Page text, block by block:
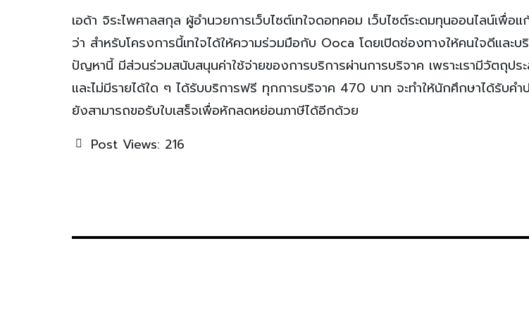
เอด้า จิระไพศาลสกุล ผู้อำนวยการเว็บไซต์เทใจดอทคอม เว็บไซต์ระดมทุนออนไลน์เพื่อ
ว่า สำหรับโครงการนี้เทใจได้ให้ความร่วมมือกับ Ooca โดยเปิดช่องทางให้คนใจดีและ
ปัญหานี้ มีส่วนร่วมสนับสนุนค่าใช้จ่ายของการบริการผ่านการบริจาค เพราะเรามีวัตถุป
และไม่มีรายได้ใด ๆ ได้รับบริการฟรี ทุกการบริจาค 470 บาท จะทำให้นักศึกษาได้รับค
ยังสามารถขอรับใบเสร็จเพื่อหักลดหย่อนภาษีได้อีกด้วย
Post Views: 216